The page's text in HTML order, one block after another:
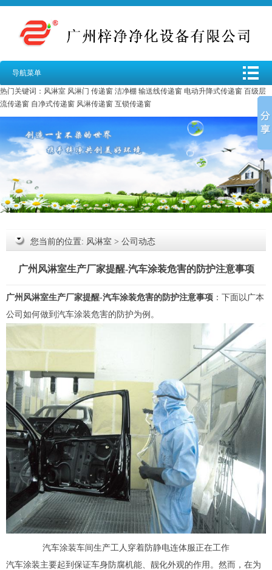
导航菜单
热门关键词： 风淋室 风淋门 传递窗 洁净棚 输送线传递窗 电动升降式传递窗 百级层
流传递窗 自净式传递窗 风淋传递窗 互锁传递窗
您当前的位置: 风淋室 > 公司动态
广州风淋室生产厂家提醒-汽车涂装危害的防护注意事项
广州风淋室生产厂家提醒-汽车涂装危害的防护注意事项 ：下面以广本
公司如何做到汽车涂装危害的防护为例。
汽车涂装车间生产工人穿着防静电连体服正在工作
汽车涂装主要起到保证车身防腐机能、靓化外观的作用。然而，在为